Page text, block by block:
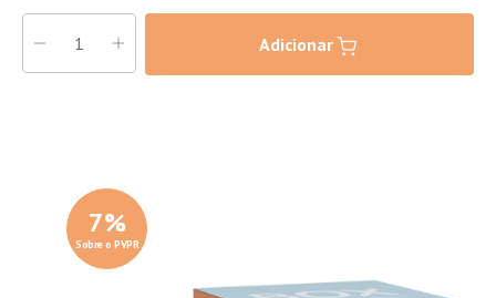
Adicionar
7%
Sobre o PVPR